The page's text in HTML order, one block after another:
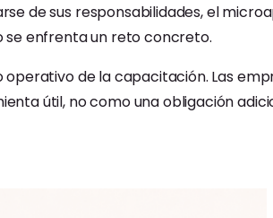
de sus responsabilidades, el
se enfrenta un reto concreto.
de la capacitación. Las
útil, no como una obligación